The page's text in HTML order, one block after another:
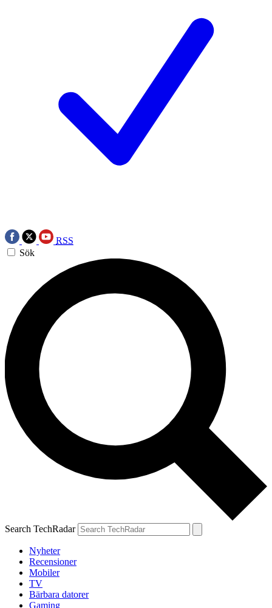
RSS
Sök
Search TechRadar
Nyheter
Recensioner
Mobiler
TV
Bärbara datorer
Gaming